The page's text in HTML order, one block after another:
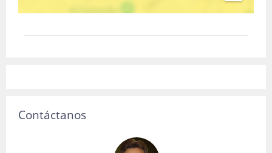
Contáctanos